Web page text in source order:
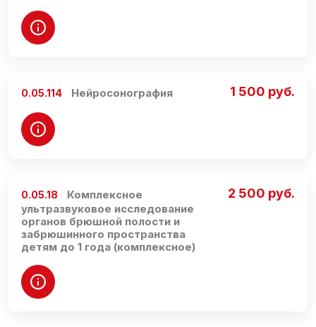
0.05.114 Нейросонография 1 500 руб.
0.05.18
Комплексное
ультразвуковое исследование
органов брюшной полости и
забрюшинного пространства
детям до 1 года (комплексное)
2 500 руб.